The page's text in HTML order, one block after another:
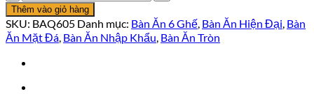
Ăn
Tròn
1M35
Nhập
Khẩu
số
Thêm vào giỏ hàng
SKU: BAQ605 Danh mục: Bàn Ăn 6 Ghế, Bàn Ăn Hiện Đại, Bàn
Ăn Mặt Đá, Bàn Ăn Nhập Khẩu, Bàn Ăn Tròn